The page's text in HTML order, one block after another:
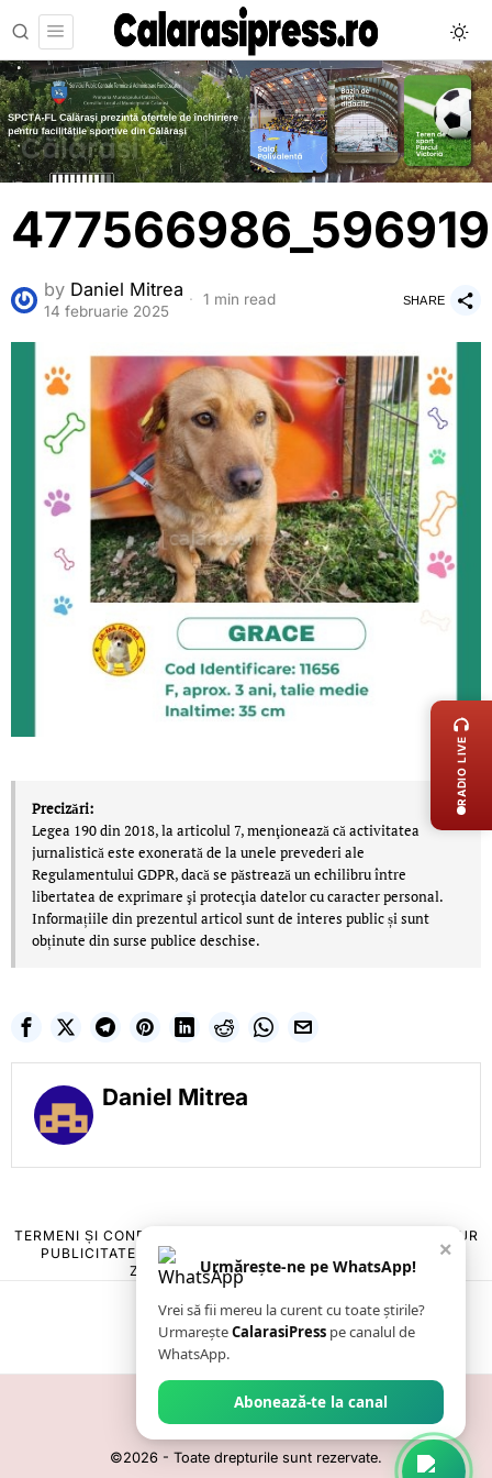
by Daniel Mitrea
14 februarie 2025
1 min read SHARE
Precizări:
Legea 190 din 2018, la articolul 7, menţionează că activitatea
jurnalistică este exonerată de la unele prevederi ale
Regulamentului GDPR, dacă se păstrează un echilibru între
libertatea de exprimare şi protecţia datelor cu caracter personal.
Informațiile din prezentul articol sunt de interes public și sunt
obținute din surse publice deschise.
Daniel Mitrea
TERMENI ȘI CONDIȚII
POLITICA DE ANULARE & RETUR
PUBLICITATE ONLINE & TIPĂRITĂ
CONTACT
ZIARUL ANUNȚUL CĂLĂRĂȘEAN
©2026 - Toate drepturile sunt rezervate.
×
Urmărește-ne pe WhatsApp!
Vrei să fii mereu la curent cu toate știrile?
UrmareșteCalarasiPress pe canalul de
WhatsApp.
Abonează-te la canal
RADIO LIVE